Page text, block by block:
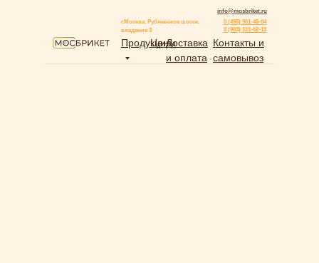
8 (495) 961-46-84
Продукция
ЦеныДоставка
и оплата
Контакты и
самовывоз
г.Москва, Рублевское шоссе,
владение 3
info@mosbriket.ru
8 (903) 121-52-13